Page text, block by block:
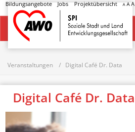
Bildungsangebote Jobs Projektübersicht A AA
Startseite
Veranstaltungen Digital Café Dr. Data
Digital Café Dr. Data